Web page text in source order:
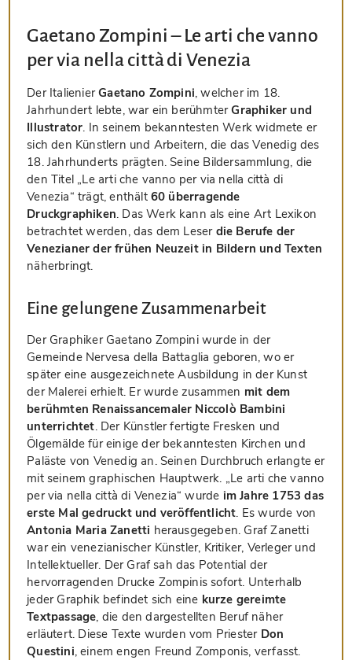
Gaetano Zompini – Le arti che vanno
per via nella città di Venezia
Der ItalienierGaetano Zompini, welcher im 18.
Jahrhundert lebte, war ein berühmterGraphiker und
Illustrator. In seinem bekanntesten Werk widmete er
sich den Künstlern und Arbeitern, die das Venedig des
18. Jahrhunderts prägten. Seine Bildersammlung, die
den Titel „Le arti che vanno per via nella città di
Venezia“ trägt, enthält 60 überragende
Druckgraphiken. Das Werk kann als eine Art Lexikon
betrachtet werden, das dem Leser die Berufe der
Venezianer der frühen Neuzeit in Bildern und Texten
näherbringt.
Eine gelungene Zusammenarbeit
Der Graphiker Gaetano Zompini wurde in der
Gemeinde Nervesa della Battaglia geboren, wo er
später eine ausgezeichnete Ausbildung in der Kunst
der Malerei erhielt. Er wurde zusammen mit dem
berühmten Renaissancemaler Niccolò Bambini
unterrichtet. Der Künstler fertigte Fresken und
Ölgemälde für einige der bekanntesten Kirchen und
Paläste von Venedig an. Seinen Durchbruch erlangte er
mit seinem graphischen Hauptwerk. „Le arti che vanno
per via nella città di Venezia“ wurde im Jahre 1753 das
erste Mal gedruckt und veröffentlicht. Es wurde von
Antonia Maria Zanetti herausgegeben. Graf Zanetti
war ein venezianischer Künstler, Kritiker, Verleger und
Intellektueller. Der Graf sah das Potential der
hervorragenden Drucke Zompinis sofort. Unterhalb
jeder Graphik befindet sich eine kurze gereimte
Textpassage, die den dargestellten Beruf näher
erläutert. Diese Texte wurden vom Priester Don
Questini, einem engen Freund Zomponis, verfasst.